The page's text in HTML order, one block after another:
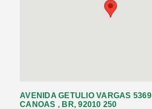
AVENIDA GETULIO VARGAS 5369
CANOAS , BR, 92010 250